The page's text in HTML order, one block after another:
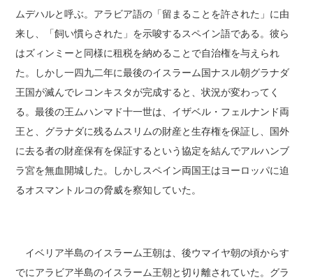
ムデハルと呼ぶ。アラビア語の「留まることを許された」に由
来し、「飼い慣らされた」を示唆するスペイン語である。彼ら
はズィンミーと同様に租税を納めることで自治権を与えられ
た。しかし一四九二年に最後のイスラーム国ナスル朝グラナダ
王国が滅んでレコンキスタが完成すると、状況が変わってく
る。最後の王ムハンマド十一世は、イザベル・フェルナンド両
王と、グラナダに残るムスリムの財産と生存権を保証し、国外
に去る者の財産保有を保証するという協定を結んでアルハンブ
ラ宮を無血開城した。しかしスペイン両国王はヨーロッパに迫
るオスマントルコの脅威を察知していた。
イベリア半島のイスラーム王朝は、後ウマイヤ朝の頃からす
でにアラビア半島のイスラーム王朝と切り離されていた。グラ